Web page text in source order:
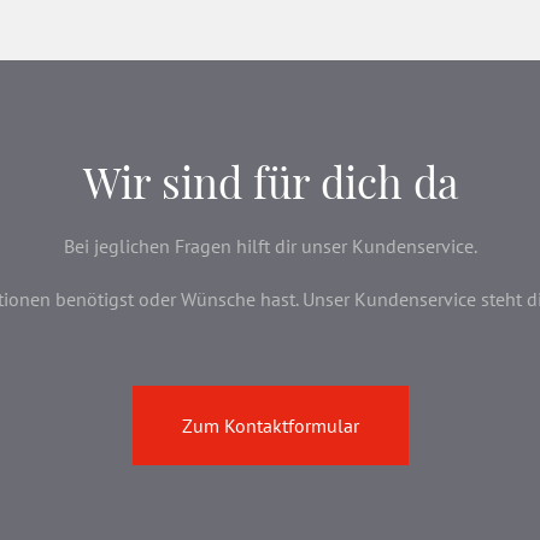
Wir sind für dich da
Bei jeglichen Fragen hilft dir unser Kundenservice.
benötigst oder Wünsche hast. Unser Kundenservice steht
Zum Kontaktformular